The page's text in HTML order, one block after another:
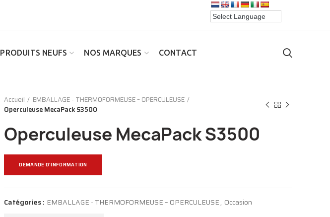
PRODUITS NEUFS NOS MARQUES CONTACT
Accueil
EMBALLAGE - THERMOFORMEUSE – OPERCULEUSE
Operculeuse MecaPack S3500
Operculeuse MecaPack S3500
DEMANDE D'INFORMATION
Catégories : EMBALLAGE - THERMOFORMEUSE – OPERCULEUSE, Occasion